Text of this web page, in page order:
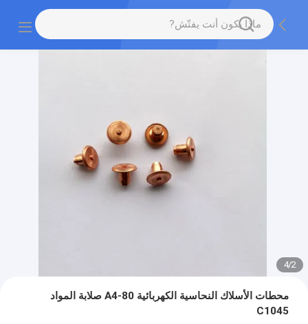
2
/
4
محطات الأسلاك النحاسية الكهربائية A4-80 صلابة المواد
C1045